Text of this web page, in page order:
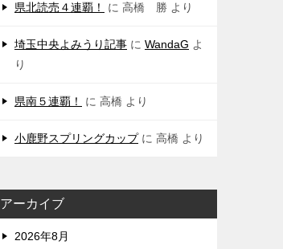
県北読売４連覇！ に 高橋 勝 より
埼玉中央よみうり記事 に WandaG よ
り
県南５連覇！ に 高橋 より
小鹿野スプリングカップに 高橋 より
アーカイブ
2026年8月